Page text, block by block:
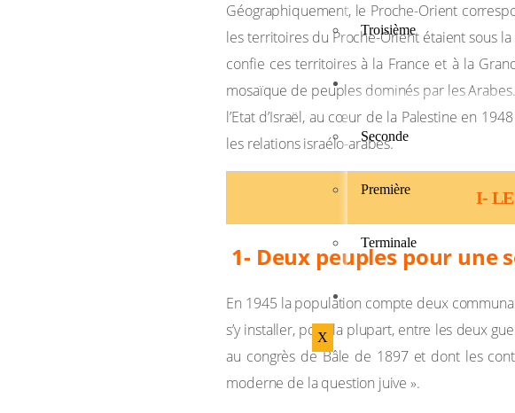
Troisième
LYCÉE
Seconde
Première
Terminale
BIBLIOTHÉQUE
X
Géographiquement, le Proche-Orient
les territoires du Proche-Orient étaient sous
confie ces territoires à la France et à la
mosaïque de peuples dominés par les
l’Etat d’Israël, au cœur de la Palestine en
les relations israélo-arabes.
I- LE
1- Deux peuples pour une
En 1945 la population compte deux
s’y installer, pour la plupart, entre les deux
au congrès de Bâle de 1897 et dont les
moderne de la question juive ».